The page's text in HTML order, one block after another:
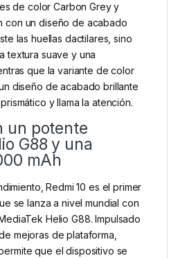
de color Carbon Grey y
con un diseño de acabado
las huellas dactilares, sino
textura suave y una
que la variante de color
diseño de acabado brillante
y llama la atención.
un potente
G88 y una
mAh
Redmi 10 es el primer
se lanza a nivel mundial con
Helio G88. Impulsado
mejoras de plataforma,
que el dispositivo se